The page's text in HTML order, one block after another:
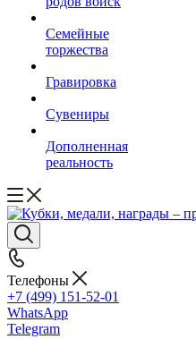
Семейные
торжества
Гравировка
Сувениры
Дополненная
реальность
Телефоны
+7 (499) 151-52-01
WhatsApp
Telegram